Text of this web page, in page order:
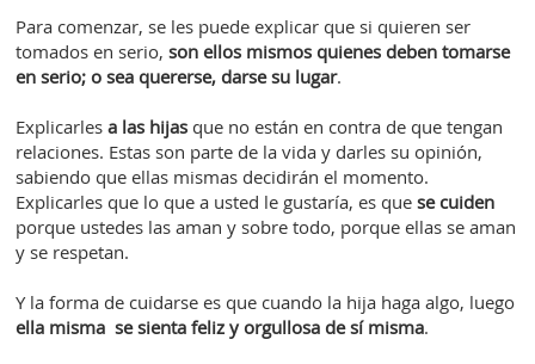
Para comenzar, se les puede explicar que si quieren ser
tomados en serio, son ellos mismos quienes deben tomarse
en serio; o sea quererse, darse su lugar.
Explicarlesa las hijas que no están en contra de que tengan
relaciones. Estas son parte de la vida y darles su opinión,
sabiendo que ellas mismas decidirán el momento.
Explicarles que lo que a usted le gustaría, es quese cuiden
porque ustedes las aman y sobre todo, porque ellas se aman
y se respetan.
Y la forma de cuidarse es que cuando la hija haga algo, luego
ella misma se sienta feliz y orgullosa de sí misma.